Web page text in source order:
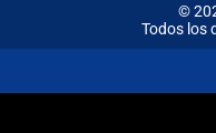
©
Todos los